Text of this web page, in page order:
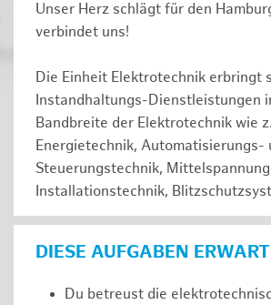
Unser Herz schlägt für den
verbindet uns!
Die Einheit Elektrotechnik erbringt
Instandhaltungs-Dienstleistungen
Bandbreite der Elektrotechnik wie
Energietechnik, Automatisierungs-
Steuerungstechnik,
Installationstechnik,
DIESE AUFGABEN
Du betreust die